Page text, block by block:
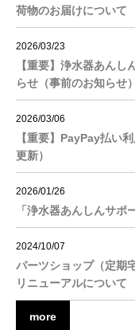
荷物のお届けについて
2026/03/23
【重要】浄水器あん
らせ（事前のお知らせ）
2026/03/06
【重要】PayPay払い
更新）
2026/01/26
「浄水器あんしんサポ
2024/10/07
パーツショップ（定期
リニューアルについて
more